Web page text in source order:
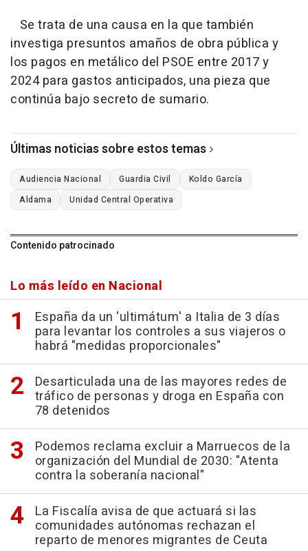
Se trata de una causa en la que también
investiga presuntos amaños de obra pública y
los pagos en metálico del PSOE entre 2017 y
2024 para gastos anticipados, una pieza que
continúa bajo secreto de sumario.
Últimas noticias sobre estos temas
Audiencia Nacional Guardia Civil
Koldo García
Aldama
Unidad Central Operativa
Contenido patrocinado
Lo más leído en Nacional
España da un 'ultimátum' a Italia de 3 días
para levantar los controles a sus viajeros o
habrá "medidas proporcionales"
Desarticulada una de las mayores redes de
tráfico de personas y droga en España con
78 detenidos
Podemos reclama excluir a Marruecos de la
organización del Mundial de 2030: "Atenta
contra la soberanía nacional"
La Fiscalía avisa de que actuará si las
comunidades autónomas rechazan el
reparto de menores migrantes de Ceuta